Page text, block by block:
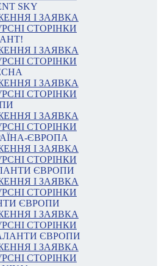
SKY
І ЗАЯВКА
СТОРІНКИ
І ЗАЯВКА
СТОРІНКИ
І ЗАЯВКА
СТОРІНКИ
І ЗАЯВКА
СТОРІНКИ
ЄВРОПА
І ЗАЯВКА
СТОРІНКИ
ЄВРОПИ
І ЗАЯВКА
СТОРІНКИ
ЄВРОПИ
І ЗАЯВКА
СТОРІНКИ
ЄВРОПИ
І ЗАЯВКА
СТОРІНКИ